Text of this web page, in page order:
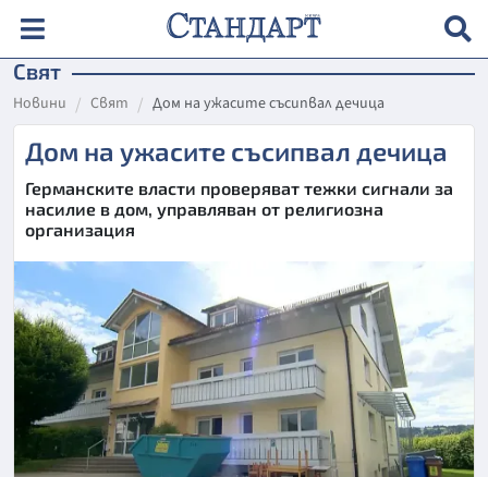
Свят
Новини Свят Дом на ужасите съсипвал дечица
Дом на ужасите съсипвал дечица
Германските власти проверяват тежки сигнали за
насилие в дом, управляван от религиозна
организация